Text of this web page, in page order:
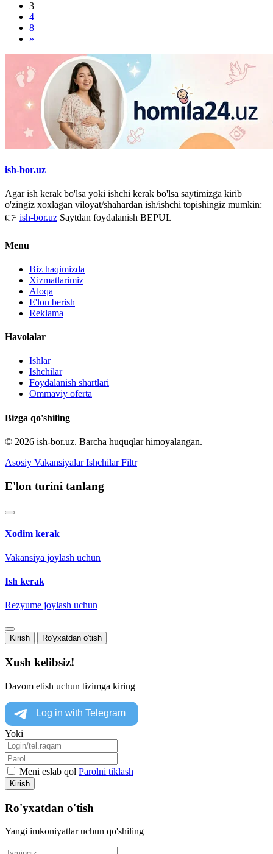
3
4
8
»
ish-bor.uz
Agar ish kerak bo'lsa yoki ishchi kerak bo'lsa saytimizga kirib
o'zingiz xoxlagan viloyat/shahardan ish/ishchi topishingiz mumkin:
👉 ish-bor.uz Saytdan foydalanish BEPUL
Menu
Biz haqimizda
Xizmatlarimiz
Aloqa
E'lon berish
Reklama
Havolalar
Ishlar
Ishchilar
Foydalanish shartlari
Ommaviy oferta
Bizga qo'shiling
© 2026 ish-bor.uz. Barcha huquqlar himoyalangan.
Asosiy Vakansiyalar Ishchilar Filtr
E'lon turini tanlang
Xodim kerak
Vakansiya joylash uchun
Ish kerak
Rezyume joylash uchun
Kirish Ro'yxatdan o'tish
Xush kelibsiz!
Davom etish uchun tizimga kiring
Yoki
Meni eslab qol Parolni tiklash
Kirish
Ro'yxatdan o'tish
Yangi imkoniyatlar uchun qo'shiling